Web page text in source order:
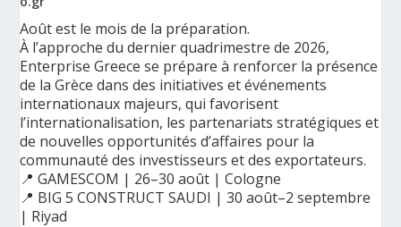
Août est le mois de la préparation.
À l’approche du dernier quadrimestre de 2026,
Enterprise Greece se prépare à renforcer la présence
de la Grèce dans des initiatives et événements
internationaux majeurs, qui favorisent
l’internationalisation, les partenariats stratégiques et
de nouvelles opportunités d’affaires pour la
communauté des investisseurs et des exportateurs.
📍 GAMESCOM | 26–30 août | Cologne
📍 BIG 5 CONSTRUCT SAUDI | 30 août–2 septembre
| Riyad